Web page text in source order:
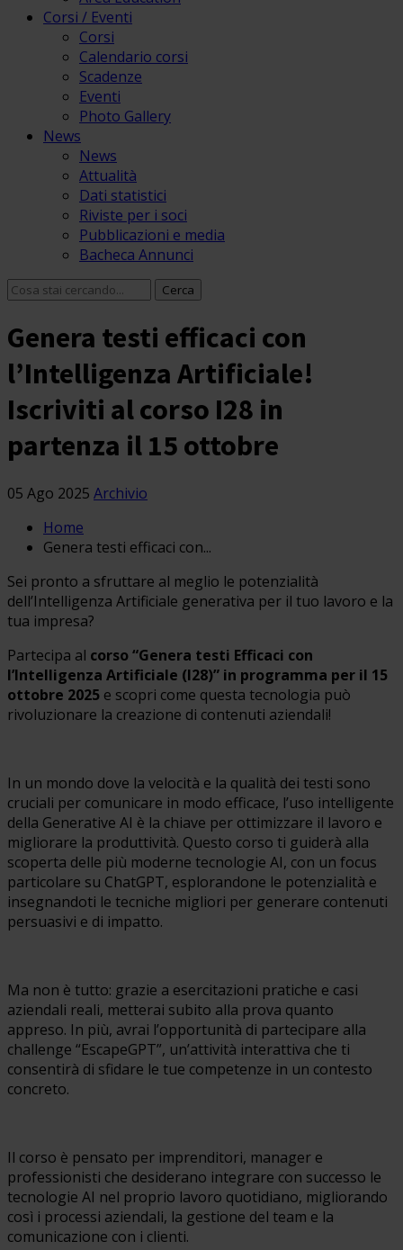
Corsi / Eventi
Corsi
Calendario corsi
Scadenze
Eventi
Photo Gallery
News
News
Attualità
Dati statistici
Riviste per i soci
Pubblicazioni e media
Bacheca Annunci
Genera testi efficaci con
l’Intelligenza Artificiale!
Iscriviti al corso I28 in
partenza il 15 ottobre
05 Ago 2025 Archivio
Home
Genera testi efficaci con...
Sei pronto a sfruttare al meglio le potenzialità
dell’Intelligenza Artificiale generativa per il tuo lavoro e la
tua impresa?
Partecipa al corso “Genera testi Efficaci con
l’Intelligenza Artificiale (I28)” in programma per il 15
ottobre 2025 e scopri come questa tecnologia può
rivoluzionare la creazione di contenuti aziendali!
In un mondo dove la velocità e la qualità dei testi sono
cruciali per comunicare in modo efficace, l’uso intelligente
della Generative AI è la chiave per ottimizzare il lavoro e
migliorare la produttività. Questo corso ti guiderà alla
scoperta delle più moderne tecnologie AI, con un focus
particolare su ChatGPT, esplorandone le potenzialità e
insegnandoti le tecniche migliori per generare contenuti
persuasivi e di impatto.
Ma non è tutto: grazie a esercitazioni pratiche e casi
aziendali reali, metterai subito alla prova quanto
appreso. In più, avrai l’opportunità di partecipare alla
challenge “EscapeGPT”, un’attività interattiva che ti
consentirà di sfidare le tue competenze in un contesto
concreto.
Il corso è pensato per imprenditori, manager e
professionisti che desiderano integrare con successo le
tecnologie AI nel proprio lavoro quotidiano, migliorando
così i processi aziendali, la gestione del team e la
comunicazione con i clienti.